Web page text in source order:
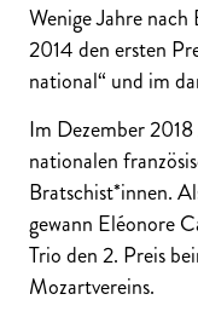
Wenige Jahre nach
2014 den ersten
national“ und im
Im Dezember 2018
nationalen
Bratschist*innen.
gewann Eléonore
Trio den 2. Preis
Mozartvereins.